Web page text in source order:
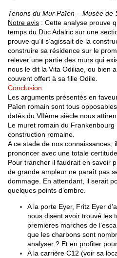
Tenons du Mur Païen – Musée de
Notre avis : Cette analyse prouve
temps du Duc Adalric sur une
prouve qu’il s’agissait de la
construire sa résidence sur le
relever une partie des murs qui
nous le dit la Vita Odiliae, ou bien
couvent offert à sa fille Odile.
Conclusion
Les arguments présentés en
Païen romain sont tous
datés du VIIème siècle nous
Le muret romain du
construction romaine.
A ce stade de nos connaissances,
prononcer avec une totale certitude.
Pour trancher il faudrait en savoir
de grande ampleur ne paraît pas
dommage. En attendant, il serait
quelques points d’ombre.
A la porte Eyer, Fritz Eyer
nous disent avoir trouvé les
premières marches de
que les charbons sont
analyser ? Et en profiter
A la carrière C12 (voir sa